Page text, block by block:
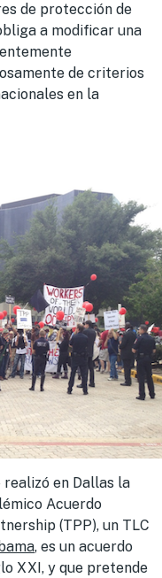
de protección de
a modificar una
de criterios
en la
realizó en Dallas la
Acuerdo
(TPP), un TLC
, es un acuerdo
XXI, y que pretende